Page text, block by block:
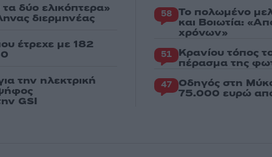
δύο ελικόπτερα»
διερμηνέας
έτρεχε με 182
την ηλεκτρική
GSI
58 Το πολωμένο
και Βοιωτία:
χρόνων»
51 Κρανίου τόπος
πέρασμα της
47 Οδηγός στη
75.000 ευρώ